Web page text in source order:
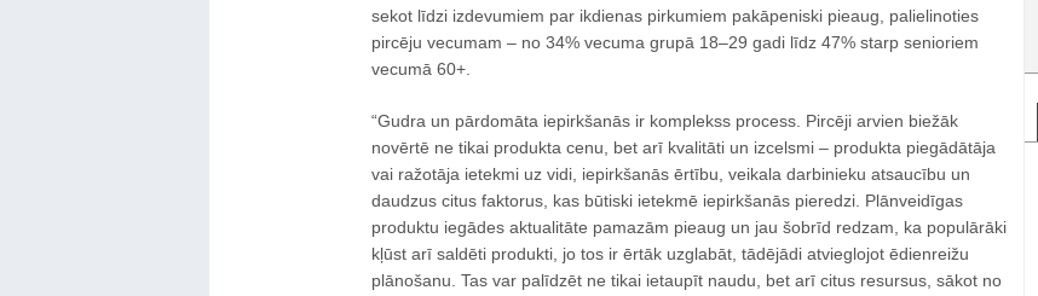
sekot līdzi izdevumiem par ikdienas pirkumiem pakāpeniski pieaug, palielinoties
pircēju vecumam – no 34% vecuma grupā 18–29 gadi līdz 47% starp senioriem
vecumā 60+.
“Gudra un pārdomāta iepirkšanās ir komplekss process. Pircēji arvien biežāk
novērtē ne tikai produkta cenu, bet arī kvalitāti un izcelsmi – produkta piegādātāja
vai ražotāja ietekmi uz vidi, iepirkšanās ērtību, veikala darbinieku atsaucību un
daudzus citus faktorus, kas būtiski ietekmē iepirkšanās pieredzi. Plānveidīgas
produktu iegādes aktualitāte pamazām pieaug un jau šobrīd redzam, ka populārāki
kļūst arī saldēti produkti, jo tos ir ērtāk uzglabāt, tādējādi atvieglojot ēdienreižu
plānošanu. Tas var palīdzēt ne tikai ietaupīt naudu, bet arī citus resursus, sākot no